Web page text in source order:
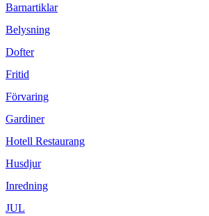
Barnartiklar
Belysning
Dofter
Fritid
Förvaring
Gardiner
Hotell Restaurang
Husdjur
Inredning
JUL